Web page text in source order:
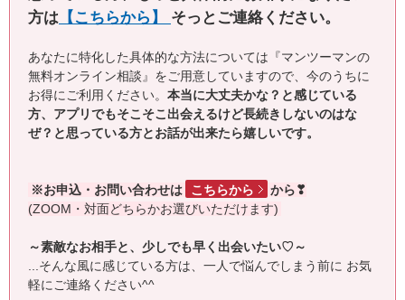
方は 【こちらから】 そっとご連絡ください。
あなたに特化した具体的な方法については『マンツーマンの
無料オンライン相談』をご用意していますので、今のうちに
お得にご利用ください。 本当に大丈夫かな？と感じている
方、アプリでもそこそこ出会えるけど長続きしないのはな
ぜ？と思っている方とお話が出来たら嬉しいです。
※お申込・お問い合わせは こちらから
から❣
(ZOOM・対面どちらかお選びいただけます)
～素敵なお相手と、少しでも早く出会いたい♡～
...そんな風に感じている方は、一人で悩んでしまう前に お気
軽にご連絡ください^^